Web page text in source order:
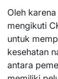
Oleh
mengikuti
untuk
kesehatan
antara